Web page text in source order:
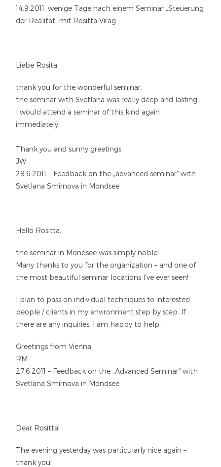
14.9.2011, wenige Tage nach einem Seminar „Steuerung
der Realität“ mit Rositta Virag
Liebe Rosita,
thank you for the wonderful seminar.
the seminar with Svetlana was really deep and lasting.
I would attend a seminar of this kind again
immediately.
Thank you and sunny greetings
JW
28.6.2011 – Feedback on the „advanced seminar“ with
Svetlana Smirnova in Mondsee
Hello Rositta,
the seminar in Mondsee was simply noble!
Many thanks to you for the organization – and one of
the most beautiful seminar locations I’ve ever seen!
I plan to pass on individual techniques to interested
people / clients in my environment step by step. If
there are any inquiries, I am happy to help.
Greetings from Vienna
RM
27.6.2011 – Feedback on the „Advanced Seminar“ with
Svetlana Smirnova in Mondsee
Dear Rositta!
The evening yesterday was particularly nice again –
thank you!